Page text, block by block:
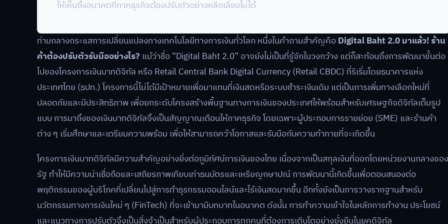
ให้เห็นถึงอนาคตที่ภาคธุรกิจต้องปรับตัวอย่างหลีกเลี่ยงไม่ได้
ท่ามกลางกระแสการเปลี่ยนแปลงทางเทคโนโลยีทางการเงินทั่วโลก หนึ่งในคำถามสำคัญคือDigital Baht 2.0 มาแล้ว! ร้าน
ค้าต้องปรับตัวรับมืออย่างไร? แม้ว่าชื่อ “Digital Baht 2.0” อาจยังไม่เป็นที่รู้จักในวงกว้าง แต่ก็สะท้อนถึงการพัฒนาขั้นต่อ
ไปของโครงการเงินบาทดิจิทัล หรือ Retail Central Bank Digital Currency (Retail CBDC) ที่ริเริ่มโดยธนาคารแห่ง
ประเทศไทย (ธปท.) โครงการนี้ไม่ได้มีเป้าหมายเพื่อมาแทนที่เงินสดหรือระบบชำระเงินเดิม แต่เป็นการเพิ่มทางเลือกใหม่ที่
ปลอดภัยและมีประสิทธิภาพ เพื่อยกระดับโครงสร้างพื้นฐานทางการเงินของประเทศให้พร้อมสำหรับเศรษฐกิจดิจิทัลเต็มรูป
แบบ การมาถึงของเงินบาทดิจิทัลจึงเป็นสัญญาณเตือนให้ภาคธุรกิจ โดยเฉพาะผู้ประกอบการรายย่อย (SME) และร้านค้า
ต่าง ๆ เริ่มศึกษาและเตรียมความพร้อม เพื่อให้สามารถคว้าโอกาสและรับมือกับความท้าทายที่จะเกิดขึ้น
โครงการเงินบาทดิจิทัลมีความสำคัญอย่างยิ่งต่อภูมิทัศน์การเงินของไทย เนื่องจากเป็นสกุลเงินที่ออกโดยหน่วยงานกลางของ
รัฐ ทำให้มีความน่าเชื่อถือและเสถียรภาพเทียบเท่าธนบัตรและเหรียญกษาปณ์ การพัฒนานี้เกิดขึ้นเพื่อตอบสนองต่อ
พฤติกรรมของผู้บริโภคที่เปลี่ยนไปสู่การทำธุรกรรมออนไลน์และไร้เงินสดมากขึ้น อีกทั้งยังเป็นการวางรากฐานสำหรับ
นวัตกรรมทางการเงินใหม่ ๆ (FinTech) ที่จะเข้ามามีบทบาทในอนาคต ดังนั้น การทำความเข้าใจในหลักการทำงาน ประโยชน์
และแนวทางการปรับตัวจึงเป็นสิ่งจำเป็นสำหรับผู้ประกอบการทุกคนที่ต้องการเติบโตอย่างยั่งยืนในยุคดิจิทัล